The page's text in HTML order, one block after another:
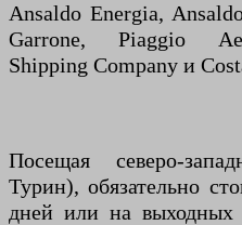
Ansaldo Energia,
Garrone, Piaggio
Shipping Company и
Посещая северо-
Турин), обязательно
дней или на выходных